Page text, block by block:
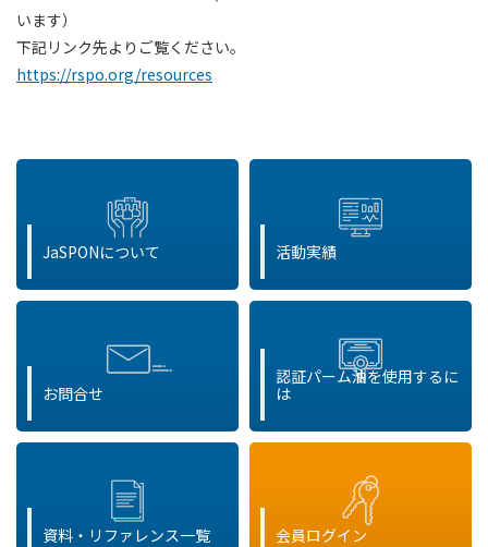
います）
下記リンク先よりご覧ください。
https://rspo.org/resources
JaSPONについて 活動実績
お問合せ
認証パーム油を使用するに
は
資料・リファレンス一覧 会員ログイン